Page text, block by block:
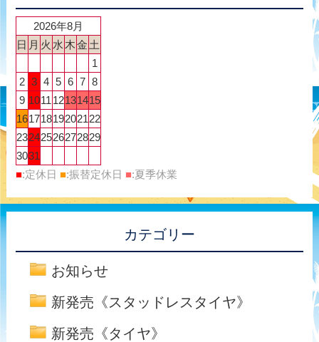
2026年8月
日 月 火 水 木金 土
1
2 3 4 5 6 7 8
9 1011 12131415
16171819202122
23242526272829
3031
■:定休日 ■:振替定休日 ■:夏季休業
カテゴリー
お知らせ
新発売《スタッドレスタイヤ》
新発売《タイヤ》